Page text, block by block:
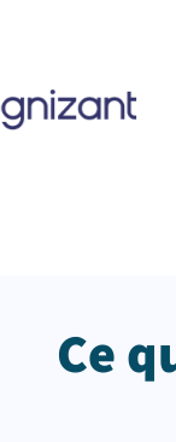
Ce